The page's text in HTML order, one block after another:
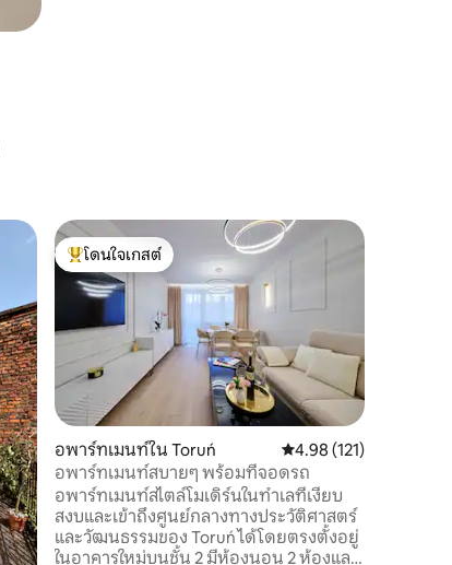
โดนใจเกสต์ที่สุด
โดนใจเกสต์
อพาร์ทเมนท์ใน Toruń คะแนนเฉลี่ย 4.98 จาก
4.98 (121)
อพาร์ทเมนท์สบายๆ พร้อมที่จอดรถ
อพาร์ทเมนท์สไตล์โมเดิร์นในทำเลที่เงียบ
สงบและเข้าถึงศูนย์กลางทางประวัติศาสตร์
และวัฒนธรรมของ Toruń ได้โดยตรงตั้งอยู่
ในอาคารใหม่บนชั้น 2 มีห้องนอน 2 ห้องและ